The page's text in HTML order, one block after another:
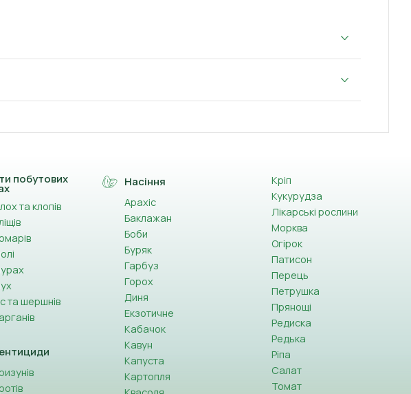
побутових
та клопів
та шершнів
Насіння
Арахіс
Баклажан
Боби
Буряк
Гарбуз
Горох
Диня
Екзотичне
Кабачок
Кавун
Капуста
Картопля
Кріп
Кукурудза
Лікарські рослини
Морква
Огірок
Патисон
Перець
Петрушка
Прянощі
Редиска
Редька
Ріпа
Салат
Томат